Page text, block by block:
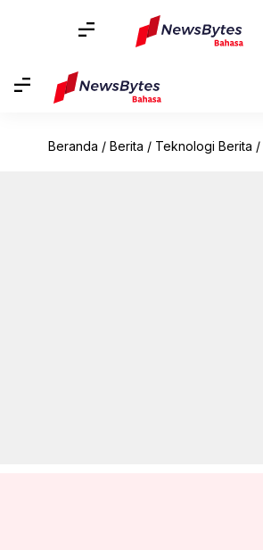
Beranda / Berita / Teknologi Berita /